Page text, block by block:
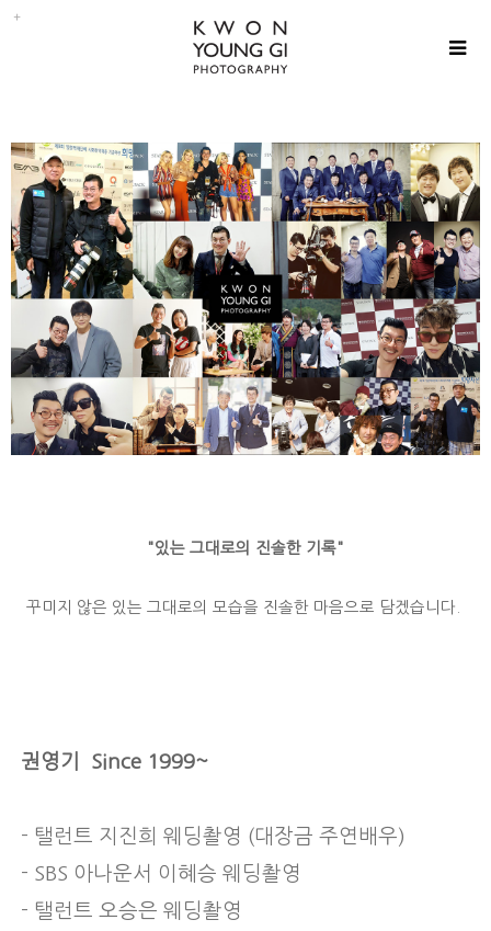
"있는 그대로의 진솔한 기록"
꾸미지 않은 있는 그대로의 모습을 진솔한 마음으로 담겠습니다.
권영기 Since 1999~
- 탤런트 지진희 웨딩촬영 (대장금 주연배우)
- SBS 아나운서 이혜승 웨딩촬영
- 탤런트 오승은 웨딩촬영